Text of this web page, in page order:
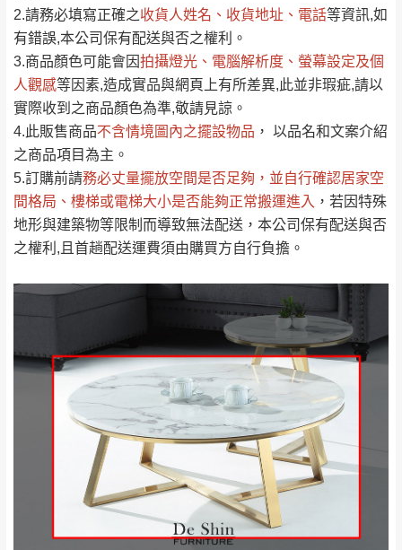
2.請務必填寫正確之收貨人姓名、收貨地址、電話等資訊,如
有錯誤,本公司保有配送與否之權利。
3.商品顏色可能會因拍攝燈光、電腦解析度、螢幕設定及個
人觀感等因素,造成實品與網頁上有所差異,此並非瑕疵,請以
實際收到之商品顏色為準,敬請見諒。
4.此販售商品不含情境圖內之擺設物品 ， 以品名和文案介紹
之商品項目為主。
5.訂購前請務必丈量擺放空間是否足夠 ，並自行確認居家空
間格局、 樓梯或電梯大小是否能夠正常搬運進入 ，若因特殊
地形與建築物等限制而導致無法配送，本公司保有配送與否
之權利,且首趟配送運費須由購買方自行負擔。
運送地區 運送費用
偏遠地區
（請先線上詢問 LINE
→@dershin ）
桃園
免 運
費
＊A108產品另收運費
復興鄉
新竹
峨眉鄉、五峰鄉、
橫山、北埔鄉、尖
石鄉、寶山鄉山
區、新埔山區、芎
里
無
新北
雙溪、貢寮、烏
來、平溪、九份、
石門、林口 下福
里、新店山區、三
峽山區、石碇、坪
林、福隆、淡水山
區、北投湖山路、
Line客服」來信確認商品是否有「現貨」與
「金額」。
若商品價格或庫存有異常，商家有權取消訂
單。部分網路商品恕無法更改原設計或客製，敬請
見諒！
接單後二日內(不含例假日)，我們客服會與您
電話聯絡或E-Mail通知確認訂單。
（線上客服 LINE → @dershin）
下單前先詢問是否現貨，若未詢問下單後無
（洽詢方式請搜尋 Line ID → @dershin）
運送範圍：限定北至基隆，南至苗栗，偏遠
地區恕無法提供運送 (詳見運送規章)。
配送範圍：
苗栗至基隆；其它地區暫不開放，如因特殊
地型限制(山區、鄉、鎮、村)、樓梯太小、無
法搬運上樓等因素，導致無法配送，本公司
保有出貨的權利。
保護物流人員的工作安全，賣家無提供吊掛
服務，若需以吊車或其他的吊掛方式吊運，
全部 依評論高至低排列
依評論低至高排列 只顯示附上圖片
只顯示附上評論